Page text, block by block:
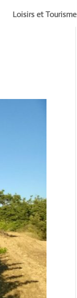
Loisirs et Tourisme